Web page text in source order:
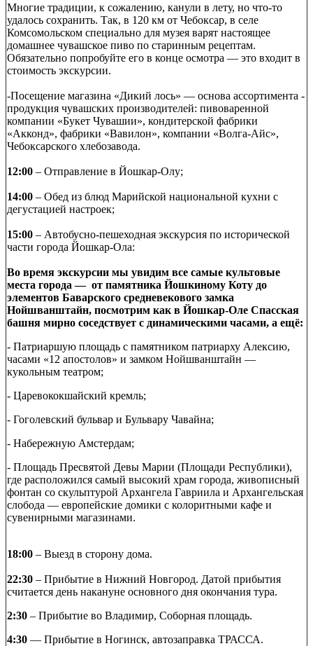
Многие традиции, к сожалению, канули в лету, но что-то
удалось сохранить. Так, в 120 км от Чебоксар, в селе
Комсомольском специально для музея варят настоящее
домашнее чувашское пиво по старинным рецептам.
Обязательно попробуйте его в конце осмотра — это входит в
стоимость экскурсии.
-Посещение магазина «Дикий лось» — основа ассортимента -
продукция чувашских производителей: пивоваренной
компании «Букет Чувашии», кондитерской фабрики
«Акконд», фабрики «Вавилон», компании «Волга-Айс»,
Чебоксарского хлебозавода.
12:00 – Отправление в Йошкар-Олу;
14:00 – Обед из блюд Марийской национальной кухни с
дегустацией настроек;
15:00 – Автобусно-пешеходная экскурсия по исторической
части города Йошкар-Ола:
Во время экскурсии мы увидим все самые культовые
места города — от памятника Йошкиному Коту до
элементов Баварского средневекового замка
Нойшванштайн, посмотрим как в Йошкар-Оле Спасская
башня мирно соседствует с динамическими часами, а ещё:
- Патриаршую площадь с памятником патриарху Алексию,
часами «12 апостолов» и замком Нойшванштайн —
кукольным театром;
- Царевококшайский кремль;​​​​​​
- Гоголевский бульвар и Бульвару Чавайна;
- Набережную Амстердам;
- Площадь Пресвятой Девы Марии (Площади Республики),
где расположился самый высокий храм города, живописный
фонтан со скульптурой Архангела Гавриила и Архангельская
слобода — европейские домики с колоритными кафе и
сувенирными магазинами.
18:00 – Выезд в сторону дома.
22:30 – Прибытие в Нижний Новгород. Датой прибытия
считается день накануне основного дня окончания тура.
2:30 – Прибытие во Владимир, Соборная площадь.
4:30 — Прибытие в Ногинск, автозаправка ТРАССА.